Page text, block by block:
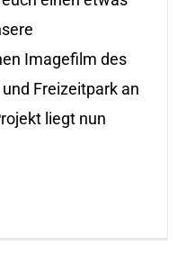
Imagefilm des
Freizeitpark an
liegt nun